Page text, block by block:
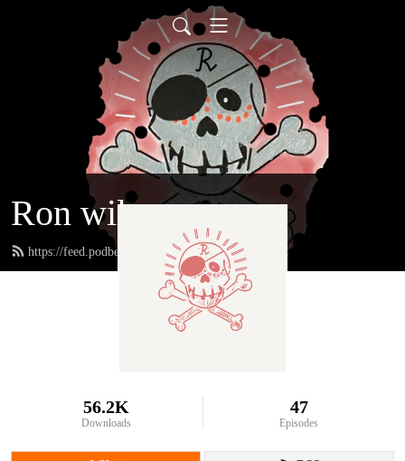
Ron wil een tattoo
https://feed.podbean.com/ronwileentattoo/feed.xml
56.2K
Downloads
47
Episodes